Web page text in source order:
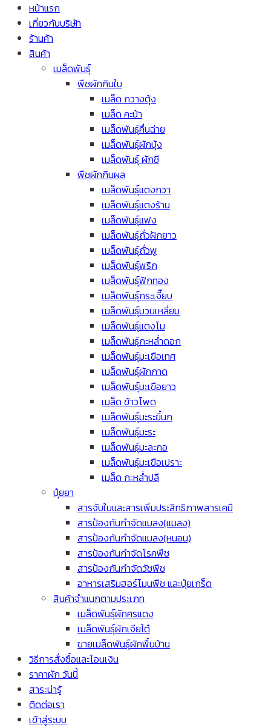
หน้าแรก
เกี่ยวกับบริษัท
ร้านค้า
สินค้า
เมล็ดพันธุ์
พืชผักกินใบ
เมล็ด กวางตุ้ง
เมล็ด คะน้า
เมล็ดพันธุ์คื่นฉ่าย
เมล็ดพันธุ์ผักบุ้ง
เมล็ดพันธุ์ ผักชี
พืชผักกินผล
เมล็ดพันธุ์แตงกวา
เมล็ดพันธุ์แตงร้าน
เมล็ดพันธุ์แฟง
เมล็ดพันธุ์ถั่วฝักยาว
เมล็ดพันธุ์ถั่วพู
เมล็ดพันธุ์พริก
เมล็ดพันธุ์ฟักทอง
เมล็ดพันธุ์กระเจี๊ยบ
เมล็ดพันธุ์บวบเหลี่ยม
เมล็ดพันธุ์แตงโม
เมล็ดพันธุ์กะหล่ำดอก
เมล็ดพันธุ์มะเขือเทศ
เมล็ดพันธุ์ผักกาด
เมล็ดพันธุ์มะเขือยาว
เมล็ด ข้าวโพด
เมล็ดพันธุ์มะระขี้นก
เมล็ดพันธุ์มะระ
เมล็ดพันธุ์มะละกอ
เมล็ดพันธุ์มะเขือเปราะ
เมล็ด กะหล่ำปลี
ปุ๋ยยา
สารจับใบและสารเพิ่มประสิทธิภาพสารเคมี
สารป้องกันกำจัดแมลง(แมลง)
สารป้องกันกำจัดแมลง(หนอน)
สารป้องกันกำจัดโรคพืช
สารป้องกันกำจัดวัชพืช
อาหารเสริมฮอร์โมนพืช และปุ๋ยเกร็ด
สินค้าจำแนกตามประเภท
เมล็ดพันธุ์ผักศรแดง
เมล็ดพันธุ์ผักเจียไต๋
ขายเมล็ดพันธุ์ผักพื้นบ้าน
วิธีการสั่งซื้อและโอนเงิน
ราคาผัก วันนี้
สาระน่ารู้
ติดต่อเรา
เข้าสู่ระบบ